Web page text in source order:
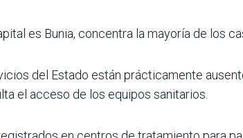
es Bunia, concentra la mayoría de los
del Estado están prácticamente
el acceso de los equipos sanitarios.